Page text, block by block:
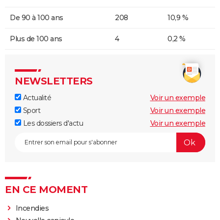
De 90 à 100 ans 208 10,9 %
Plus de 100 ans 4 0,2 %
NEWSLETTERS
Actualité
Voir un exemple
Sport
Voir un exemple
Les dossiers d'actu
Voir un exemple
EN CE MOMENT
Incendies